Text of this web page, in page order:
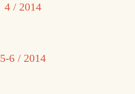
4 / 2014
5-6 / 2014